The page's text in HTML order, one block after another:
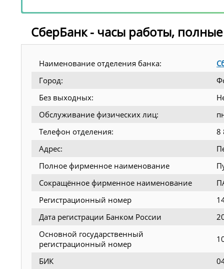
СберБанк - часы работы,
Наименование отделения банка:
Город:
Без выходных:
Обслуживание физических лиц:
Телефон отделения:
8
Адрес:
Полное фирменное наименование
Сокращённое фирменное наименование
Регистрационный номер
Дата регистрации Банком России
Основной государственный
регистрационный номер
БИК